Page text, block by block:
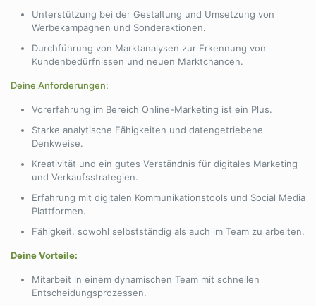
Unterstützung bei der Gestaltung und Umsetzung von
Werbekampagnen und Sonderaktionen.
Durchführung von Marktanalysen zur Erkennung von
Kundenbedürfnissen und neuen Marktchancen.
Deine Anforderungen:
Vorerfahrung im Bereich Online-Marketing ist ein Plus.
Starke analytische Fähigkeiten und datengetriebene
Denkweise.
Kreativität und ein gutes Verständnis für digitales Marketing
und Verkaufsstrategien.
Erfahrung mit digitalen Kommunikationstools und Social Media
Plattformen.
Fähigkeit, sowohl selbstständig als auch im Team zu arbeiten.
Deine Vorteile:
Mitarbeit in einem dynamischen Team mit schnellen
Entscheidungsprozessen.